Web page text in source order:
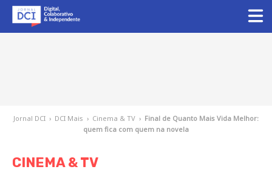
Jornal DCI › DCI Mais › Cinema & TV › Final de Quanto Mais Vida Melhor:
quem fica com quem na novela
CINEMA & TV